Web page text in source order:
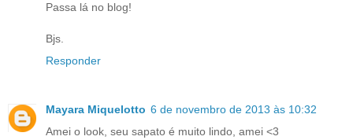
Passa lá no blog!
Bjs.
Responder
Mayara Miquelotto 6 de novembro de 2013 às 10:32
Amei o look, seu sapato é muito lindo, amei <3